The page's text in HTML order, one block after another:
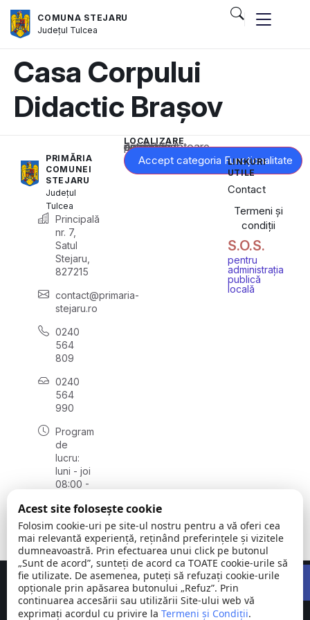
COMUNA STEJARU
Județul Tulcea
Casa Corpului
Didactic Brașov
PRIMĂRIA
COMUNEI
STEJARU
Județul
Tulcea
Principală
nr. 7,
Satul
Stejaru,
827215
contact@primaria-
stejaru.ro
0240
564
809
0240
564
990
Program
de
lucru:
luni - joi
08:00 -
vineri
08:00 -
14:00
LOCALIZARE
Acest conținut este blocat până când acceptați categoria corespunzătoare de cookie-uri.
Accept categoria Funcționalitate
LINKURI
UTILE
Contact
Termeni și
condiții
S.O.S.
pentru
administrația
publică
locală
Comuna © Toate
Concept realizat deBig Media Relații Publice SRL
Acest site folosește cookie
Folosim cookie-uri pe site-ul nostru pentru a vă oferi cea
mai relevantă experiență, reținând preferințele și vizitele
dumneavoastră. Prin efectuarea unui click pe butonul
„Sunt de acord”, sunteți de acord ca TOATE cookie-urile să
fie utilizate. De asemenea, puteți să refuzați cookie-urile
opționale prin apăsarea butonului „Refuz”. Prin
continuarea accesării sau utilizării Site-ului web vă
exprimați acordul cu privire la Termeni și Condiții.